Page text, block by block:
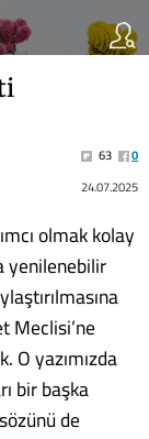
63
0
24.07.2025
olmak kolay
yenilenebilir
Mecli­si’ne
yazımızda
bir başka
de